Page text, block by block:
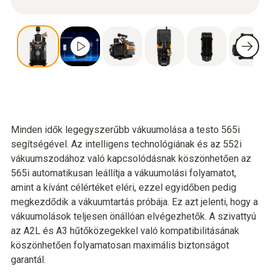
Minden idők legegyszerűbb vákuumolása a testo 565i
segítségével. Az intelligens technológiának és az 552i
vákuumszodához való kapcsolódásnak köszönhetően az
565i automatikusan leállítja a vákuumolási folyamatot,
amint a kívánt célértéket eléri, ezzel egyidőben pedig
megkezdődik a vákuumtartás próbája. Ez azt jelenti, hogy a
vákuumolások teljesen önállóan elvégezhetők. A szivattyú
az A2L és A3 hűtőközegekkel való kompatibilitásának
köszönhetően folyamatosan maximális biztonságot
garantál.